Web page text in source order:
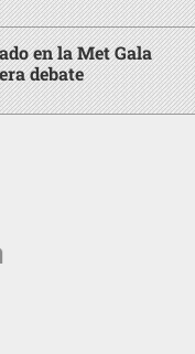
en la Met Gala
debate